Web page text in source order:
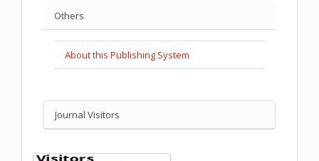
Others
About this Publishing System
Journal Visitors